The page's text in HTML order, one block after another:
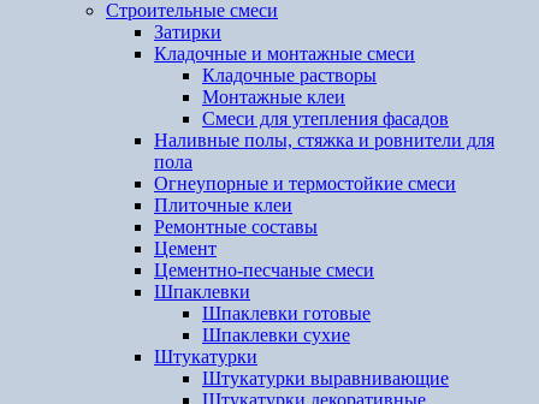
Строительные смеси
Затирки
Кладочные и монтажные смеси
Кладочные растворы
Монтажные клеи
Смеси для утепления фасадов
Наливные полы, стяжка и ровнители для
пола
Огнеупорные и термостойкие смеси
Плиточные клеи
Ремонтные составы
Цемент
Цементно-песчаные смеси
Шпаклевки
Шпаклевки готовые
Шпаклевки сухие
Штукатурки
Штукатурки выравнивающие
Штукатурки декоративные